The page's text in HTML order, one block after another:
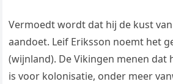
Vermoedt wordt dat hij de kust
aandoet. Leif Eriksson noemt het
(wijnland). De Vikingen menen dat
is voor kolonisatie, onder meer